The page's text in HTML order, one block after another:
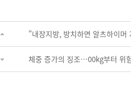
"내장지방, 방치하면 알츠하이머
체중 증가의 징조…00kg부터 위